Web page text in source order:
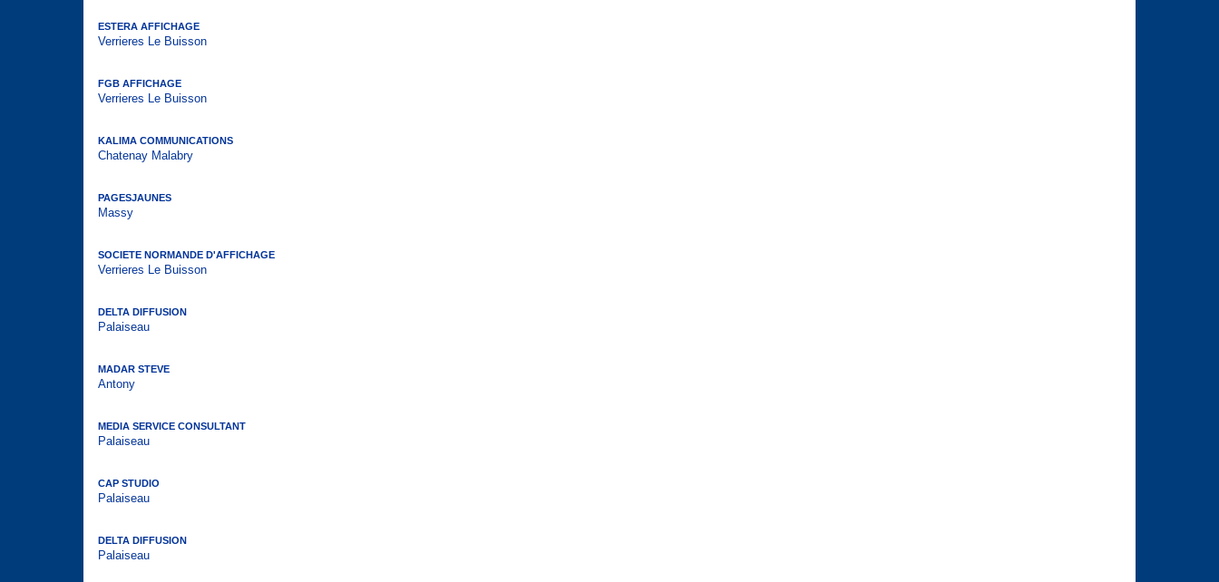
ESTERA AFFICHAGE
Verrieres Le Buisson
FGB AFFICHAGE
Verrieres Le Buisson
KALIMA COMMUNICATIONS
Chatenay Malabry
PAGESJAUNES
Massy
SOCIETE NORMANDE D'AFFICHAGE
Verrieres Le Buisson
DELTA DIFFUSION
Palaiseau
MADAR STEVE
Antony
MEDIA SERVICE CONSULTANT
Palaiseau
CAP STUDIO
Palaiseau
DELTA DIFFUSION
Palaiseau